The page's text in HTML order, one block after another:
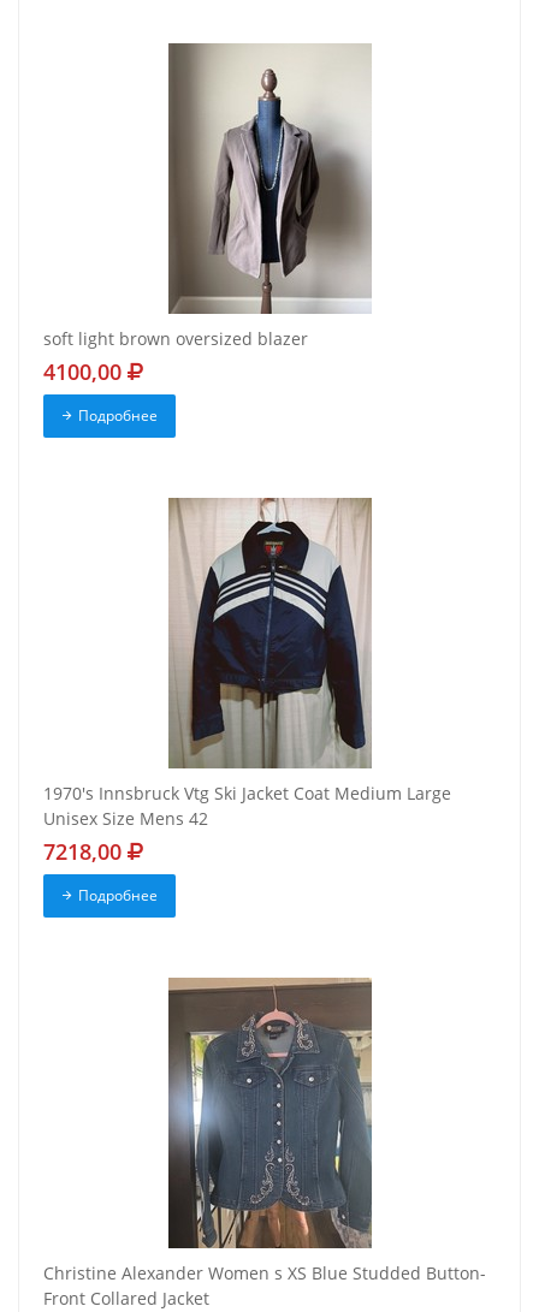
soft light brown oversized blazer
4100,00
Подробнее
1970's Innsbruck Vtg Ski Jacket Coat Medium Large
Unisex Size Mens 42
7218,00
Подробнее
Christine Alexander Women s XS Blue Studded Button-
Front Collared Jacket